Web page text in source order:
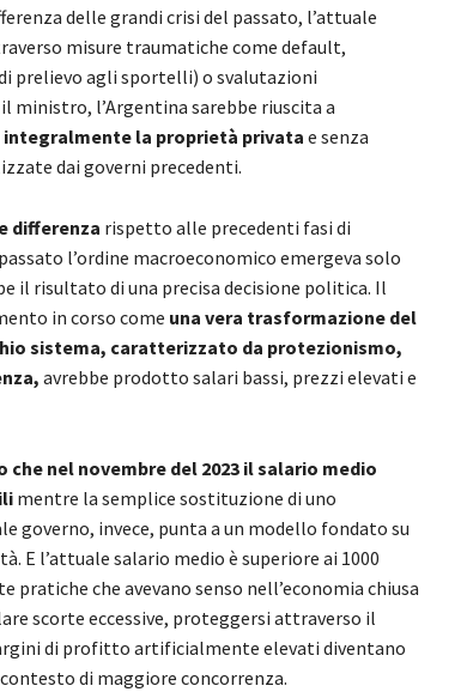
delle grandi crisi del passato, l’attuale
misure traumatiche come default,
prelievo agli sportelli) o svalutazioni
ministro, l’Argentina sarebbe riuscita a
la proprietà privatae senza
dai governi precedenti.
differenza rispetto alle precedenti fasi di
l’ordine macroeconomico emergeva solo
il risultato di una precisa decisione politica. Il
in corso come una vera trasformazione del
sistema, caratterizzato da protezionismo,
avrebbe prodotto salari bassi, prezzi elevati e
nel novembre del 2023 il salario medio
mentre la semplice sostituzione di uno
governo, invece, punta a un modello fondato su
l’attuale salario medio è superiore ai 1000
che avevano senso nell’economia chiusa
scorte eccessive, proteggersi attraverso il
di profitto artificialmente elevati diventano
di maggiore concorrenza.